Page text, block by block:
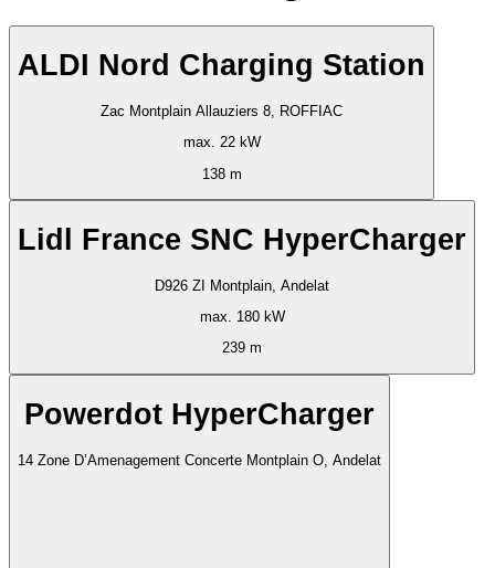
ALDI Nord Charging Station
Zac Montplain Allauziers 8, ROFFIAC
max. 22 kW
138 m
Lidl France SNC HyperCharger
D926 ZI Montplain, Andelat
max. 180 kW
239 m
Powerdot HyperCharger
14 Zone D’Amenagement Concerte Montplain O, Andelat